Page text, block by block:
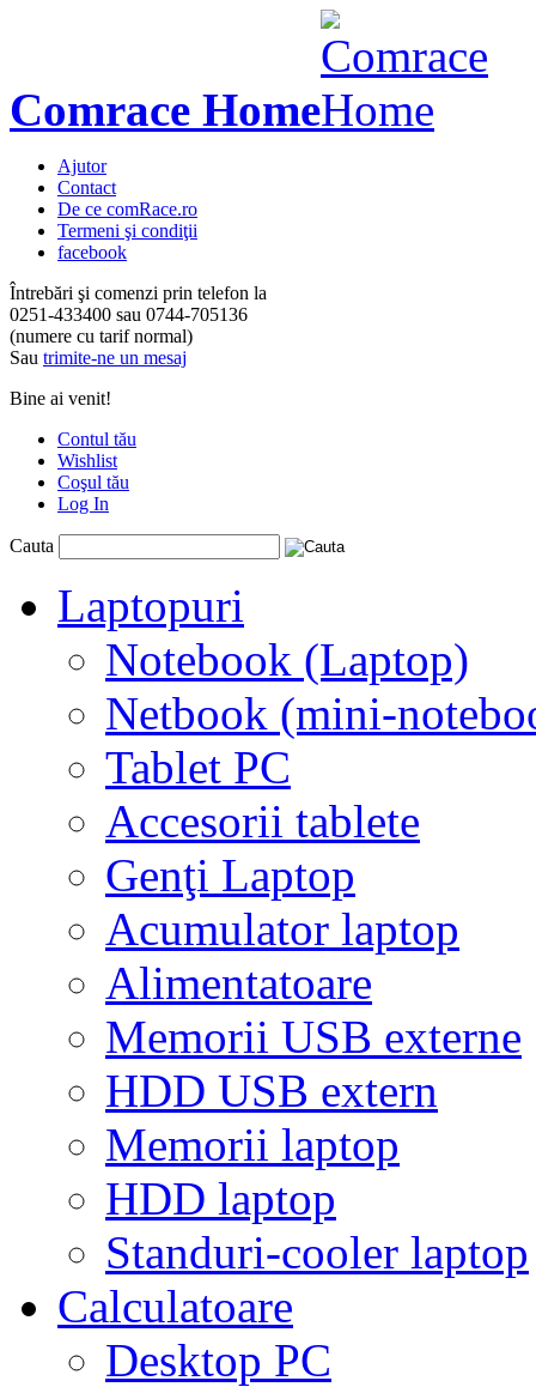
Comrace Home
Ajutor
Contact
De ce comRace.ro
Termeni şi condiţii
facebook
Întrebări şi comenzi prin telefon la
0251-433400 sau 0744-705136
(numere cu tarif normal)
Sau trimite-ne un mesaj
Bine ai venit!
Contul tău
Wishlist
Coşul tău
Log In
Cauta
Laptopuri
Notebook (Laptop)
Netbook (mini-
Tablet PC
Accesorii tablete
Genţi Laptop
Acumulator laptop
Alimentatoare
Memorii USB externe
HDD USB extern
Memorii laptop
HDD laptop
Standuri-cooler laptop
Calculatoare
Desktop PC